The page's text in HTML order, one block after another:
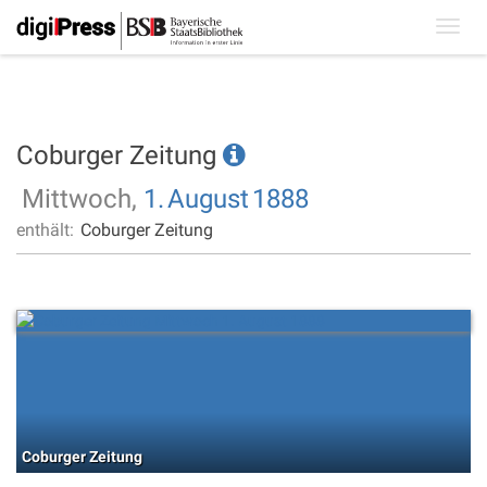
Coburger Zeitung
Mittwoch, 1.August 1888
enthält: Coburger Zeitung
Coburger Zeitung